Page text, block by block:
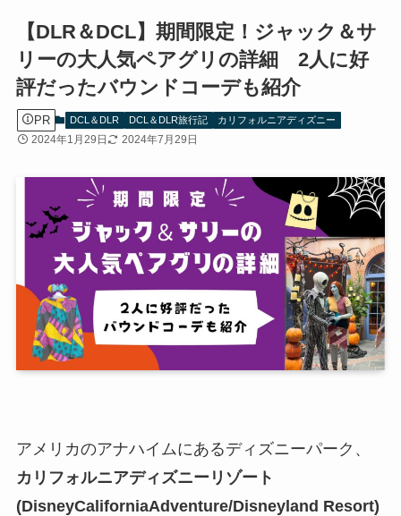
【DLR＆DCL】期間限定！ジャック＆サ
リーの大人気ペアグリの詳細 2人に好
評だったバウンドコーデも紹介
PR DCL＆DLR DCL＆DLR旅行記 カリフォルニアディズニー
2024年1月29日 2024年7月29日
アメリカのアナハイムにあるディズニーパーク、
カリフォルニアディズニーリゾート
(DisneyCaliforniaAdventure/Disneyland Resort)